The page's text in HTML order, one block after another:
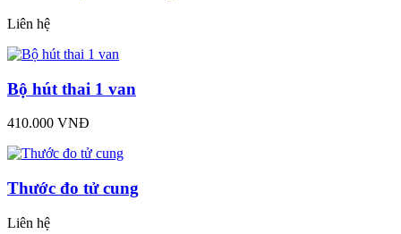
Liên hệ
Bộ hút thai 1 van
410.000 VNĐ
Thước đo tử cung
Liên hệ